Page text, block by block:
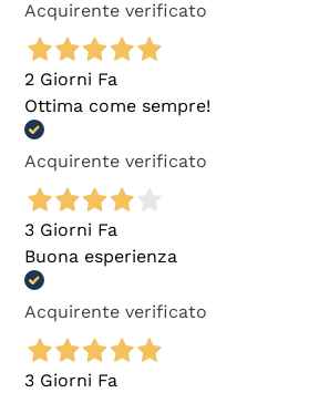
Acquirente verificato
2 Giorni Fa
Ottima come sempre!
Acquirente verificato
3 Giorni Fa
Buona esperienza
Acquirente verificato
3 Giorni Fa